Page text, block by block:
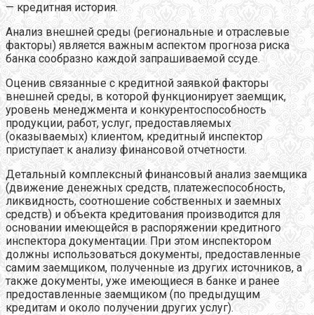
— кредитная история.
Анализ внешней среды (региональные и отраслевые
факторы) является важным аспектом прогноза риска
банка сообразно каждой запрашиваемой ссуде.
Оценив связанные с кредитной заявкой факторы
внешней среды, в которой функционирует заемщик,
уровень менеджмента и конкурентоспособность
продукции, работ, услуг, предоставляемых
(оказываемых) клиентом, кредитный инспектор
приступает к анализу финансовой отчетности.
Детальный комплексный финансовый анализ заемщика
(движение денежных средств, платежеспособность,
ликвидность, соотношение собственных и заемных
средств) и объекта кредитования производится для
основании имеющейся в распоряжении кредитного
инспектора документации. При этом инспектором
должны использоваться документы, предоставленные
самим заемщиком, полученные из других источников, а
также документы, уже имеющиеся в банке и ранее
предоставленные заемщиком (по предыдущим
кредитам и около получении других услуг).